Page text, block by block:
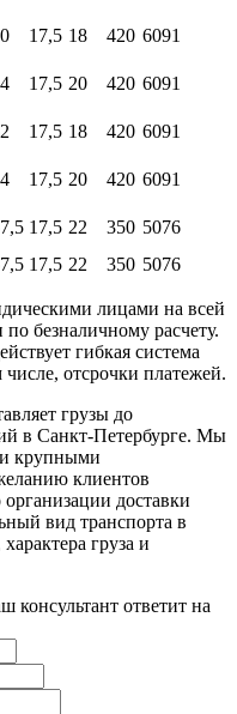
17,5 18 420 6091
17,5 20 420 6091
17,5 18 420 6091
17,5 20 420 6091
17,5 22 350 5076
17,5 22 350 5076
лицами на всей
безналичному расчету.
гибкая система
отсрочки платежей.
грузы до
в Санкт-Петербурге. Мы
крупными
клиентов
доставки
вид транспорта в
груза и
консультант ответит на